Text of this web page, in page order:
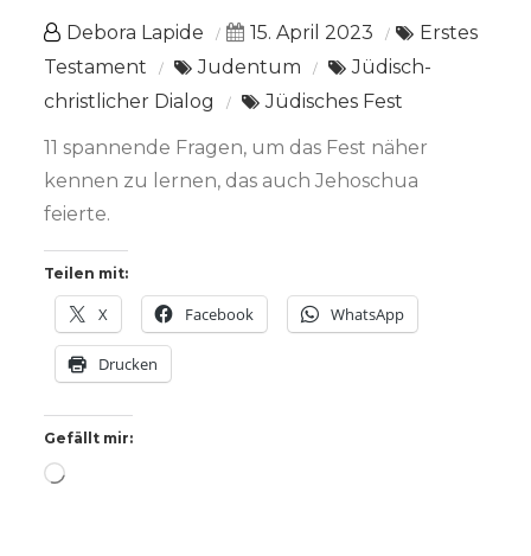
Debora Lapide 15. April 2023
Erstes
Testament
Judentum
Jüdisch-
christlicher Dialog
Jüdisches Fest
11 spannende Fragen, um das Fest näher
kennen zu lernen, das auch Jehoschua
feierte.
Teilen mit:
X Facebook WhatsApp
Drucken
Gefällt mir:
Wird